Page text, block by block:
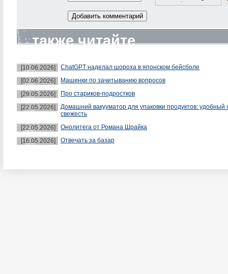
также читайте
[10.06.2026]
ChatGPT наделал шороха в японском бейсболе
[02.06.2026]
Машинки по зачитыванию вопросов
[29.05.2026]
Про стариков-подростков
[22.05.2026]
Домашний вакууматор для упаковки продуктов: удобный
свежесть
[22.05.2026]
Онолитега от Романа Шрайка
[16.05.2026]
Отвечать за базар